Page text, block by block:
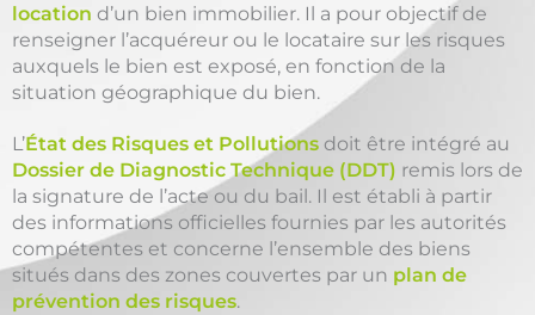
location d’un bien immobilier. Il a pour objectif de
renseigner l’acquéreur ou le locataire sur les risques
auxquels le bien est exposé, en fonction de la
situation géographique du bien.
L’État des Risques et Pollutions doit être intégré au
Dossier de Diagnostic Technique (DDT) remis lors de
la signature de l’acte ou du bail. Il est établi à partir
des informations officielles fournies par les autorités
compétentes et concerne l’ensemble des biens
situés dans des zones couvertes par un plan de
prévention des risques.